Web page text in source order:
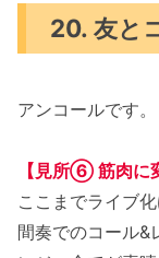
20. 友と
アンコールです。
【見所⑥ 筋肉に
ここまでライブ
間奏でのコール&